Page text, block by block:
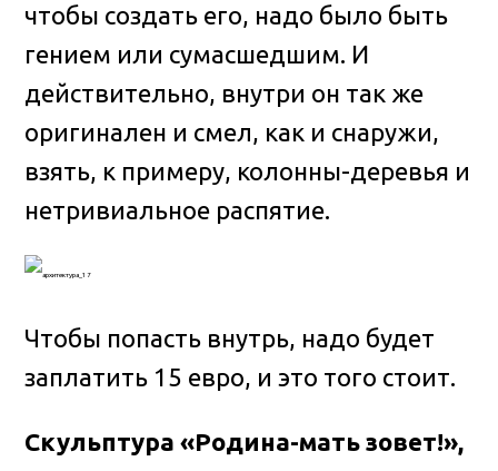
чтобы создать его, надо было быть
гением или сумасшедшим. И
действительно, внутри он так же
оригинален и смел, как и снаружи,
взять, к примеру, колонны-деревья и
нетривиальное распятие.
Чтобы попасть внутрь, надо будет
заплатить 15 евро, и это того стоит.
Скульптура «Родина-мать зовет!»,